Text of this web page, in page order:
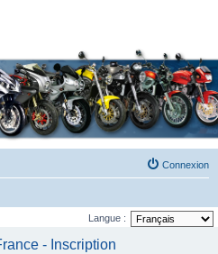
Connexion
Langue :
- Inscription